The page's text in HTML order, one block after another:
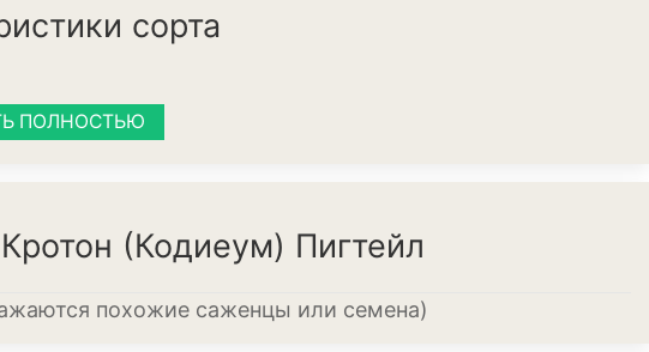
сорта
ПОЛНОСТЬЮ
(Кодиеум) Пигтейл
похожие саженцы или семена)